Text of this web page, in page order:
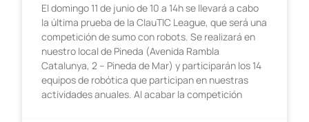
El domingo 11 de junio de 10 a 14h se llevará a cabo
la última prueba de la ClauTIC League, que será una
competición de sumo con robots. Se realizará en
nuestro local de Pineda (Avenida Rambla
Catalunya, 2 – Pineda de Mar) y participarán los 14
equipos de robótica que participan en nuestras
actividades anuales. Al acabar la competición